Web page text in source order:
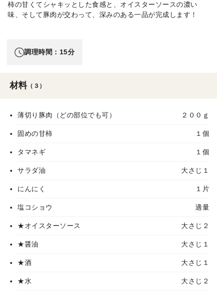
柿の甘くてシャキッとした食感と、オイスターソースの濃い
味、そして豚肉が交わって、深みのある一品が完成します！
材料（３）
薄切り豚肉（どの部位でも可） ２００ｇ
固めの甘柿 １個
タマネギ １個
サラダ油 大さじ１
にんにく １片
塩コショウ 適量
★オイスターソース 大さじ２
★醤油 大さじ１
★酒 大さじ１
★水 大さじ２
調理時間：15分